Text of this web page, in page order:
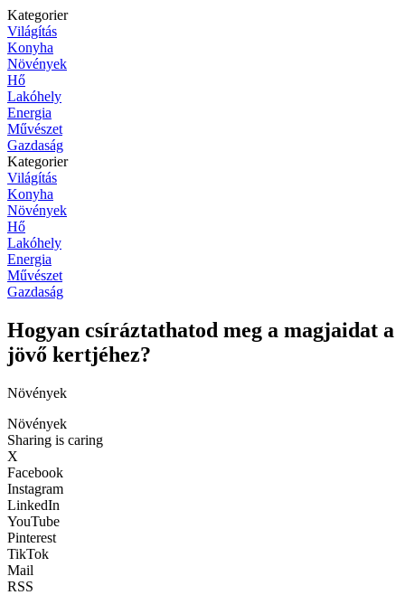
Kategorier
Világítás
Konyha
Növények
Hő
Lakóhely
Energia
Művészet
Gazdaság
Kategorier
Világítás
Konyha
Növények
Hő
Lakóhely
Energia
Művészet
Gazdaság
Hogyan csíráztathatod meg a magjaidat a
jövő kertjéhez?
Növények
Növények
Sharing is caring
X
Facebook
Instagram
LinkedIn
YouTube
Pinterest
TikTok
Mail
RSS